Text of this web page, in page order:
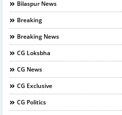
Bilaspur News
Breaking
Breaking News
CG Loksbha
CG News
CG Exclusive
CG Politics